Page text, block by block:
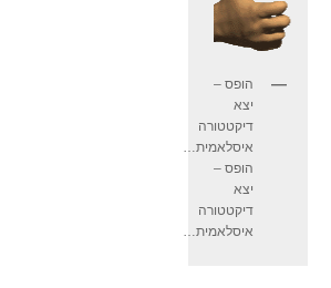
הופס –
יצא
דיקטטורה
איסלאמית…
הופס –
יצא
דיקטטורה
איסלאמית…